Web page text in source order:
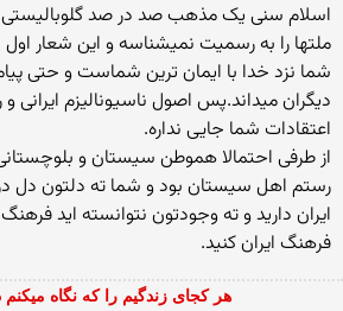
اسلام سنی یک مذهب صد در صد گلوبالیستی
ملتها را به رسمیت نمیشناسه و این شعار
شما نزد خدا با ایمان ترین شماست و حتی
دیگران میداند.پس اصول ناسیونالیزم ایرانی
اعتقادات شما جایی نداره.
از طرفی احتمالا هموطن سیستان و
رستم اهل سیستان بود و شما ته دلتون دل
ایران دارید و ته وجودتون نتوانسته اید
فرهنگ ایران کنید.
هر کجای زندگیم را که نگاه میکنم